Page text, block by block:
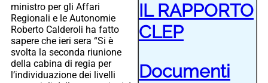
IL RAPPORTO
CLEP
Documenti
ministro per gli Affari
Regionali e le Autonomie
Roberto Calderoli ha fatto
sapere che ieri sera “Si è
svolta la seconda riunione
della cabina di regia per
l’individuazione dei livelli